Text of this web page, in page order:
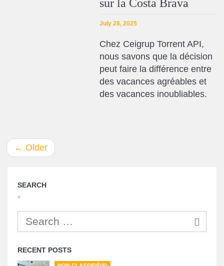
sur la Costa Brava
July 28, 2025
Chez Ceigrup Torrent API,
nous savons que la décision
peut faire la différence entre
des vacances agréables et
des vacances inoubliables.
← Older
SEARCH
RECENT POSTS